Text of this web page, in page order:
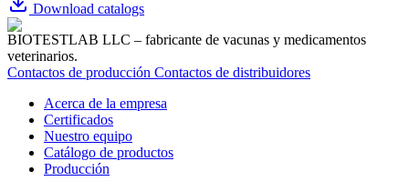
Download catalogs
BIOTESTLAB LLC – fabricante de vacunas y medicamentos
veterinarios.
Contactos de producción Contactos de distribuidores
Acerca de la empresa
Certificados
Nuestro equipo
Catálogo de productos
Producción